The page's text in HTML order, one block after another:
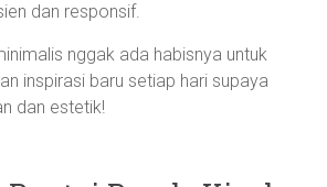
dan responsif.
nggak ada habisnya untuk
inspirasi baru setiap hari supaya
dan estetik!